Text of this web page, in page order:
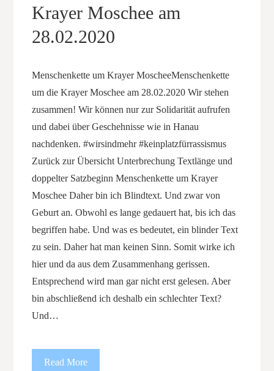
Krayer Moschee am
28.02.2020
Menschenkette um Krayer MoscheeMenschenkette
um die Krayer Moschee am 28.02.2020 Wir stehen
zusammen! Wir können nur zur Solidarität aufrufen
und dabei über Geschehnisse wie in Hanau
nachdenken. #wirsindmehr #keinplatzfürrassismus
Zurück zur Übersicht Unterbrechung Textlänge und
doppelter Satzbeginn Menschenkette um Krayer
Moschee Daher bin ich Blindtext. Und zwar von
Geburt an. Obwohl es lange gedauert hat, bis ich das
begriffen habe. Und was es bedeutet, ein blinder Text
zu sein. Daher hat man keinen Sinn. Somit wirke ich
hier und da aus dem Zusammenhang gerissen.
Entsprechend wird man gar nicht erst gelesen. Aber
bin abschließend ich deshalb ein schlechter Text?
Und…
Read More